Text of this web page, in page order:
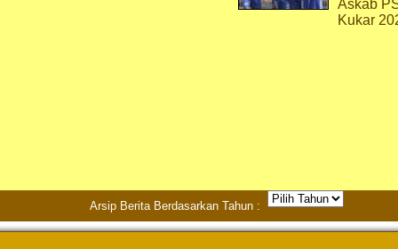
Askab
Kukar
Arsip Berita Berdasarkan Tahun :